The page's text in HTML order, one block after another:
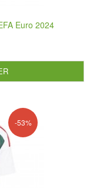
Euro 2024
-53%